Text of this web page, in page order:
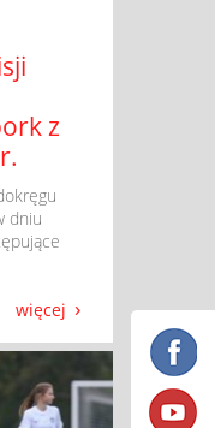
z
dniu
więcej